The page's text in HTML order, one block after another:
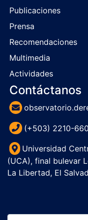
Publicaciones
Prensa
Recomendaciones
Multimedia
Actividades
Contáctanos
(+503) 2210-
Universidad
(UCA), final bulevar
La